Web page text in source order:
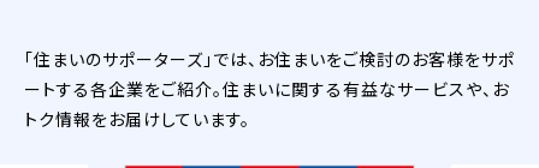
「住まいのサポーターズ」では、お住まいをご検討のお客様をサポ
ートする各企業をご紹介。住まいに関する有益なサービスや、お
トク情報をお届けしています。